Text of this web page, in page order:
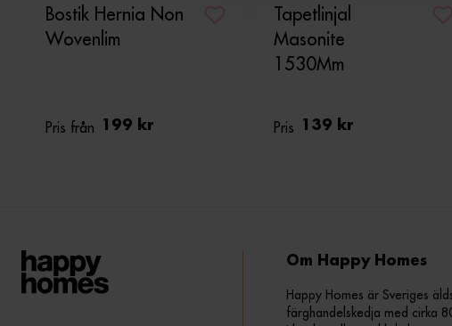
Bostik Hernia Non
Wovenlim
Pris från 199 kr
Tapetlinjal
Masonite
1530Mm
Pris 139 kr
Om Happy Homes
Happy Homes är Sveriges
färghandelskedja med cirka